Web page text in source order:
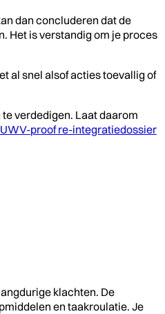
dan concluderen dat de
Het is verstandig om je proces
al snel alsof acties toevallig of
verdedigen. Laat daarom
UWV-proof re-integratiedossier
klachten. De
en taakroulatie. Je